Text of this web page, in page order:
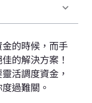
的時候，而手
的解決方案！
活調度資金，
過難關。